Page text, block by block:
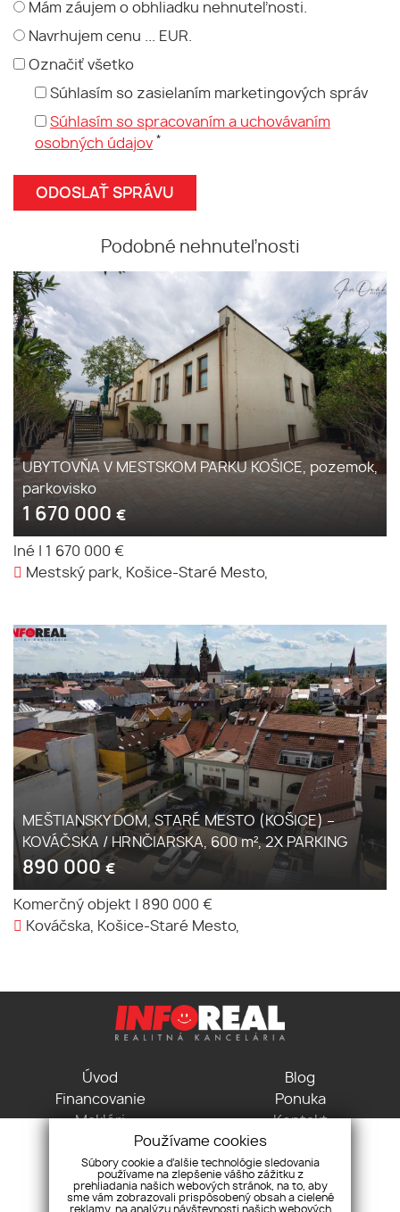
Mám záujem o obhliadku nehnuteľnosti.
Navrhujem cenu ... EUR.
Označiť všetko
Súhlasím so zasielaním marketingových správ
Súhlasím so spracovaním a uchovávaním
osobných údajov *
Podobné nehnuteľnosti
UBYTOVŇA V MESTSKOM PARKU KOŠICE, pozemok,
parkovisko
1 670 000 €
Iné
1 670 000 €
Mestský park, Košice-Staré Mesto,
MEŠTIANSKY DOM, STARÉ MESTO (KOŠICE) –
KOVÁČSKA / HRNČIARSKA, 600 m², 2X PARKING
890 000 €
Komerčný objekt
890 000 €
Kováčska, Košice-Staré Mesto,
Úvod
Financovanie
Makléri
Blog
Ponuka
Kontakt
Pravidlá cookies
Vodná 3, 04001 Košice
+421 915 715 115
Používame cookies
Súbory cookie a ďalšie technológie sledovania
používame na zlepšenie vášho zážitku z
prehliadania našich webových stránok, na to, aby
sme vám zobrazovali prispôsobený obsah a cielené
reklamy, na analýzu návštevnosti našich webových